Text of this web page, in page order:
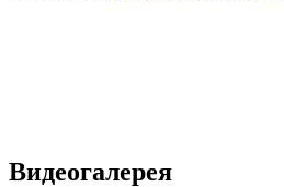
Видеогалерея